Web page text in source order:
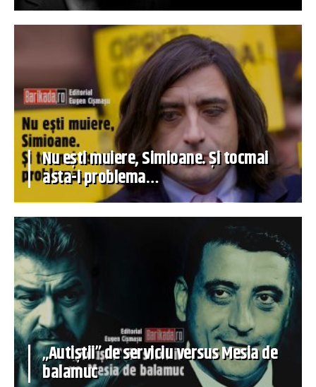
Nu ești muiere, Simioane. Și tocmai
asta-i problema…
„Autiștii” de serviciu versus Mesia de
balamuc